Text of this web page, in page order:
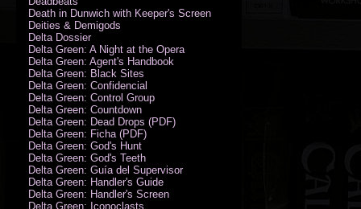
Death in Dunwich with Keeper's Screen
Deities & Demigods
Delta Dossier
Delta Green: A Night at the Opera
Delta Green: Agent's Handbook
Delta Green: Black Sites
Delta Green: Confidencial
Delta Green: Control Group
Delta Green: Countdown
Delta Green: Dead Drops (PDF)
Delta Green: Ficha (PDF)
Delta Green: God's Hunt
Delta Green: God's Teeth
Delta Green: Guía del Supervisor
Delta Green: Handler's Guide
Delta Green: Handler's Screen
Delta Green: Iconoclasts